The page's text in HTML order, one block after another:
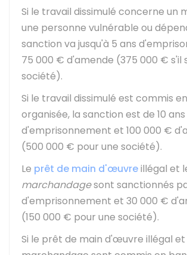
Si le travail dissimulé concerne un
une personne vulnérable ou
sanction va jusqu'à 5 ans
75 000 € d'amende (375 000 € s'il
société).
Si le travail dissimulé est commis
organisée, la sanction est de 10 ans
d'emprisonnement et 100 000 €
(500 000 € pour une société).
Le prêt de main d'œuvreillégal et
marchandagesont sanctionnés
d'emprisonnement et 30 000 €
(150 000 € pour une société).
Si le prêt de main d'œuvre illégal et